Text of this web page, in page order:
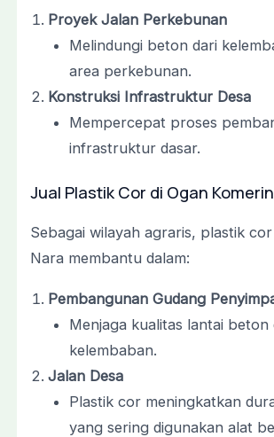
Proyek Jalan Perkebunan
Melindungi beton dari
area perkebunan.
Konstruksi Infrastruktur Desa
Mempercepat proses
infrastruktur dasar.
Jual Plastik Cor di Ogan
Sebagai wilayah agraris, plastik
Nara membantu dalam:
Pembangunan Gudang
Menjaga kualitas lantai beton
kelembaban.
Jalan Desa
Plastik cor meningkatkan
yang sering digunakan alat